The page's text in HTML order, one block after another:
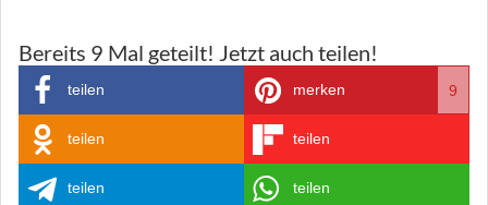
Bereits 9 Mal geteilt! Jetzt auch teilen!
teilen merken 9
teilen teilen
teilen teilen